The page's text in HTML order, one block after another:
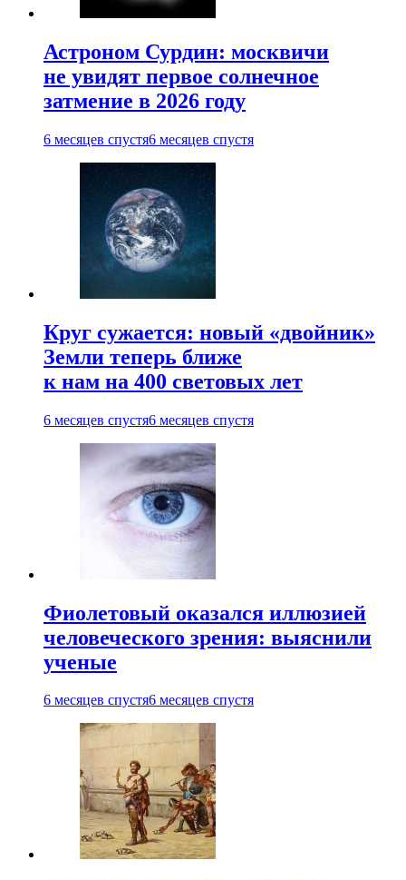
Астроном Сурдин: москвичи
не увидят первое солнечное
затмение в 2026 году
6 месяцев спустя6 месяцев спустя
Круг сужается: новый «двойник»
Земли теперь ближе
к нам на 400 световых лет
6 месяцев спустя6 месяцев спустя
Фиолетовый оказался иллюзией
человеческого зрения: выяснили
ученые
6 месяцев спустя6 месяцев спустя